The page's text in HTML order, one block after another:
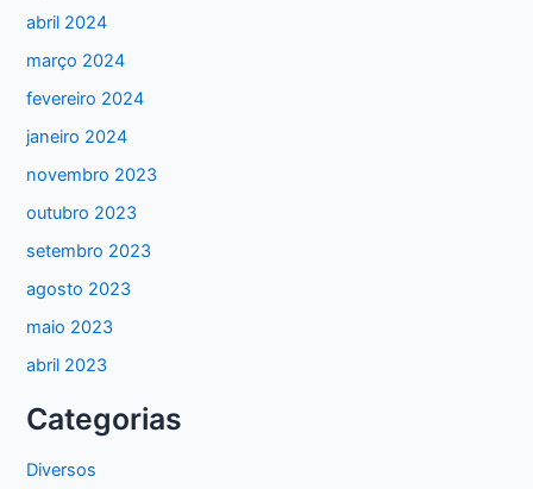
abril 2024
março 2024
fevereiro 2024
janeiro 2024
novembro 2023
outubro 2023
setembro 2023
agosto 2023
maio 2023
abril 2023
Categorias
Diversos